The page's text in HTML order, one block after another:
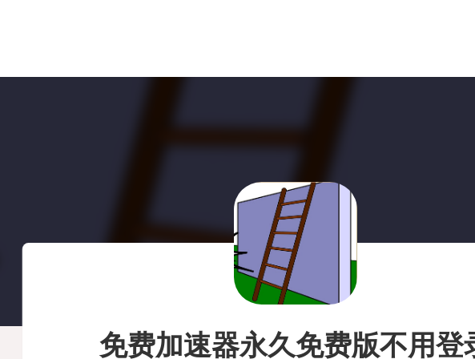
免费加速器永久免费版不用登